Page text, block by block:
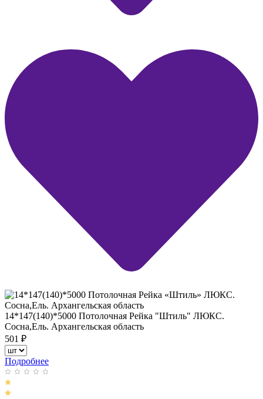
14*147(140)*5000 Потолочная Рейка "Штиль" ЛЮКС.
Сосна,Ель. Архангельская область
501 ₽
Подробнее